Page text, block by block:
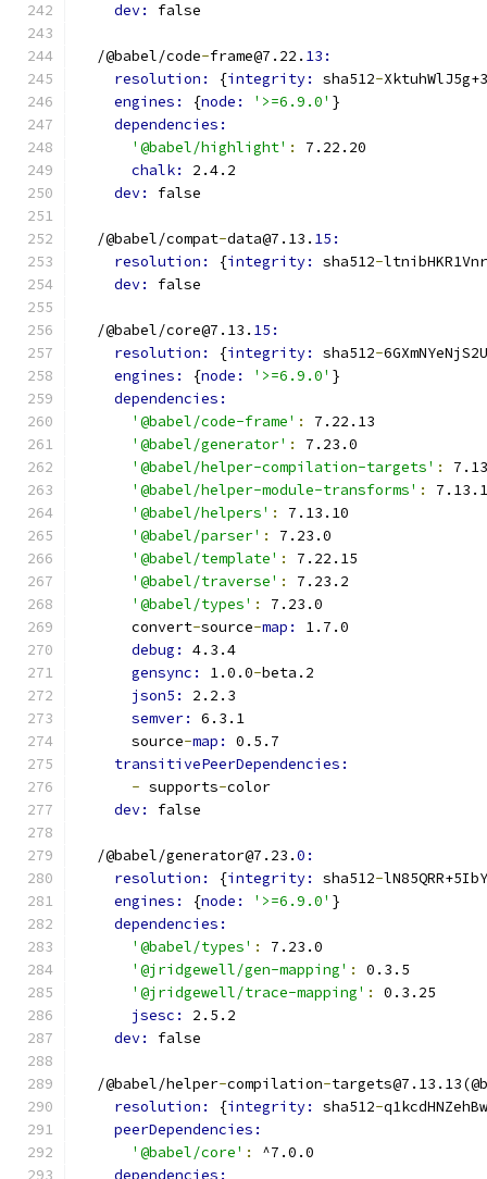
dev: false
  /@babel/code
-frame@7.22. 13:
resolution:
{integrity: sha512-
engines:
{node: '>=6.9.0' }
dependencies:
'@babel/highlight' :
7.22.20
chalk: 2.4.2
dev: false
  /@babel/compat
-data@7.13. 15:
resolution:
{integrity: sha512-
dev: false
  /@babel/core@7.13.
15:
resolution:
{integrity: sha512-
engines:
{node: '>=6.9.0' }
dependencies:
'@babel/code-frame' :
7.22.13
'@babel/generator' :
7.23.0
'@babel/helper-compilation-targets' :
'@babel/helper-module-transforms' :
'@babel/helpers' :
7.13.10
'@babel/parser' :
7.23.0
'@babel/template' :
7.22.15
'@babel/traverse' :
7.23.2
'@babel/types' :
7.23.0
      convert
-source-map: 1.7.0
debug: 4.3.4
gensync: 1.0.0-beta.2
json5: 2.2.3
semver: 6.3.1
      source
-map: 0.5.7
transitivePeerDependencies:
- supports-color
dev: false
  /@babel/generator@7.23.
0:
resolution:
{integrity: sha512-
engines:
{node: '>=6.9.0' }
dependencies:
'@babel/types' :
7.23.0
'@jridgewell/gen-mapping' :
0.3.5
'@jridgewell/trace-mapping' :
0.3.25
jsesc: 2.5.2
dev: false
  /@babel/helper
-compilation-
resolution:
{integrity: sha512-
peerDependencies:
'@babel/core' :
^7.0.0
dependencies: